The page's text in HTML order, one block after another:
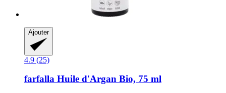
Ajouter
4.9 (25)
farfalla Huile d'Argan Bio, 75 ml